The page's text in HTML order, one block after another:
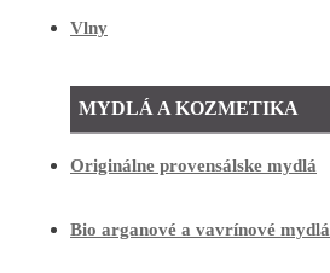
Vlny
MYDLÁ A KOZMETIKA
Originálne provensálske mydlá
Bio arganové a vavrínové mydlá